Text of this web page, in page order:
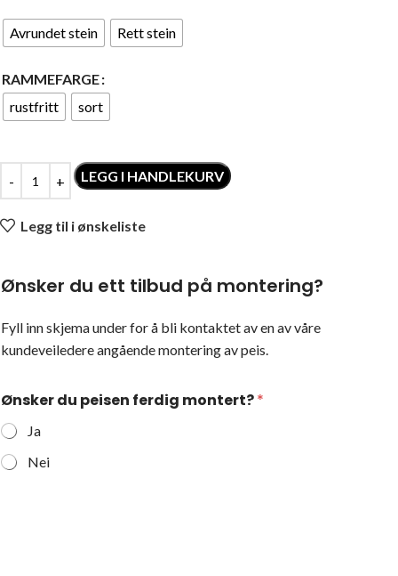
Avrundet stein Rett stein
RAMMEFARGE
rustfritt
sort
LEGG I HANDLEKURV
Legg til i ønskeliste
Ønsker du ett tilbud på montering?
Fyll inn skjema under for å bli kontaktet av en av våre
kundeveiledere angående montering av peis.
Ønsker du peisen ferdig montert?*
Ja
Nei